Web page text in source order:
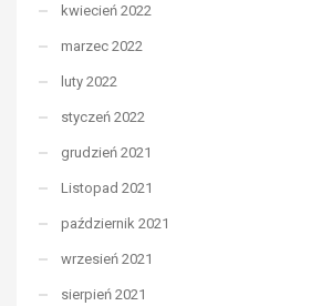
kwiecień 2022
marzec 2022
luty 2022
styczeń 2022
grudzień 2021
Listopad 2021
październik 2021
wrzesień 2021
sierpień 2021